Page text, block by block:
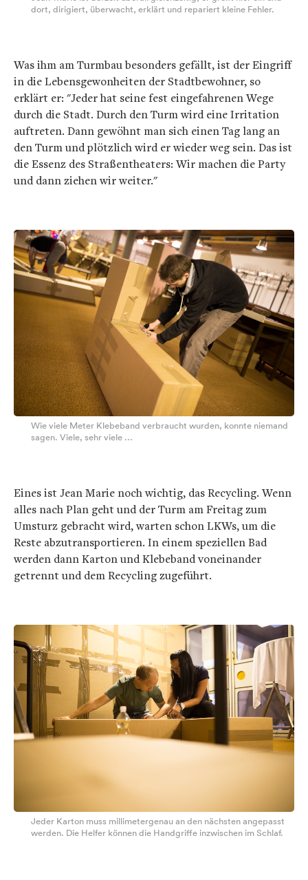
dort, dirigiert, überwacht, erklärt und repariert kleine Fehler.
Was ihm am Turmbau besonders gefällt, ist der Eingriff
in die Lebensgewonheiten der Stadtbewohner, so
erklärt er: "Jeder hat seine fest eingefahrenen Wege
durch die Stadt. Durch den Turm wird eine Irritation
auftreten. Dann gewöhnt man sich einen Tag lang an
den Turm und plötzlich wird er wieder weg sein. Das ist
die Essenz des Straßentheaters: Wir machen die Party
und dann ziehen wir weiter."
Wie viele Meter Klebeband verbraucht wurden, konnte niemand
sagen. Viele, sehr viele ...
Eines ist Jean Marie noch wichtig, das Recycling. Wenn
alles nach Plan geht und der Turm am Freitag zum
Umsturz gebracht wird, warten schon LKWs, um die
Reste abzutransportieren. In einem speziellen Bad
werden dann Karton und Klebeband voneinander
getrennt und dem Recycling zugeführt.
Jeder Karton muss millimetergenau an den nächsten angepasst
werden. Die Helfer können die Handgriffe inzwischen im Schlaf.